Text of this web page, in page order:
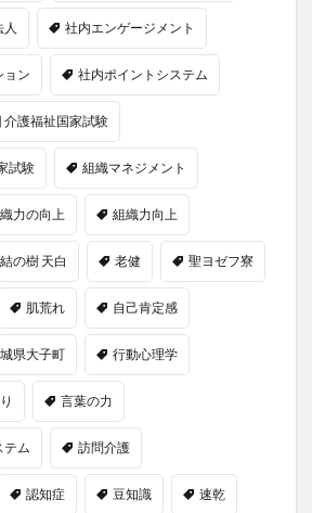
社内エンゲージメント
ョン 社内ポイントシステム
介護福祉国家試験
試験 組織マネジメント
力の向上 組織力向上
結の樹 天白 老健 聖ヨゼフ寮
肌荒れ 自己肯定感
県大子町 行動心理学
言葉の力
テム 訪問介護
認知症 豆知識 速乾